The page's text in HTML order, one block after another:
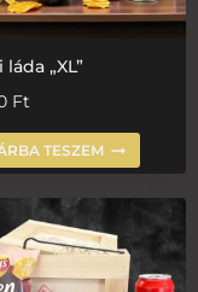
láda „XL”
Ft
TESZEM